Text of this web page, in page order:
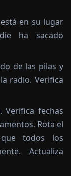
en su lugar
ha sacado
de las pilas y
radio. Verifica
Verifica fechas
Rota el
que todos los
Actualiza